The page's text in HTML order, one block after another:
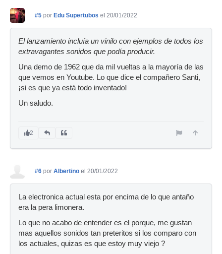
#5 por Edu Supertubos el 20/01/2022
El lanzamiento incluía un vinilo con ejemplos de todos los
extravagantes sonidos que podía producir.
Una demo de 1962 que da mil vueltas a la mayoría de las
que vemos en Youtube. Lo que dice el compañero Santi,
¡si es que ya está todo inventado!
Un saludo.
2
#6 por Albertino el 20/01/2022
La electronica actual esta por encima de lo que antaño
era la pera limonera.
Lo que no acabo de entender es el porque, me gustan
mas aquellos sonidos tan preteritos si los comparo con
los actuales, quizas es que estoy muy viejo ?